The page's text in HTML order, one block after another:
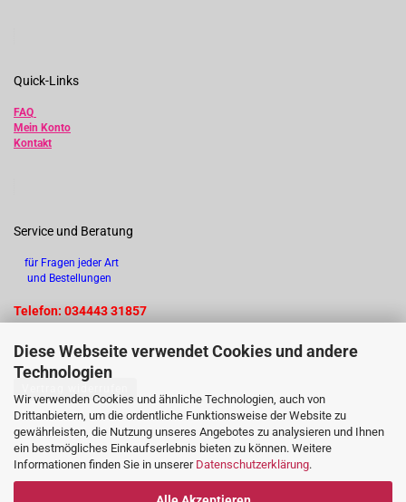
Diese Webseite verwendet Cookies und andere
Technologien
Wir verwenden Cookies und ähnliche Technologien, auch von
Drittanbietern, um die ordentliche Funktionsweise der Website zu
gewährleisten, die Nutzung unseres Angebotes zu analysieren und Ihnen
ein bestmögliches Einkaufserlebnis bieten zu können. Weitere
Informationen finden Sie in unserer Datenschutzerklärung.
Quick-Links
FAQ
Mein Konto
Kontakt
Service und Beratung
für Fragen jeder Art
und Bestellungen
Telefon: 034443 31857